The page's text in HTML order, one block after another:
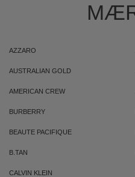
AZZARO
AUSTRALIAN GOLD
AMERICAN CREW
BURBERRY
BEAUTE PACIFIQUE
B.TAN
CALVIN KLEIN